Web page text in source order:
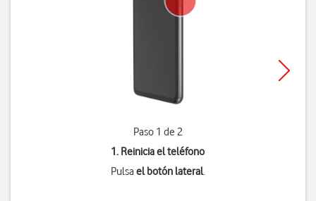
Paso 1 de 2
1. Reinicia el teléfono
Pulsael botón lateral.